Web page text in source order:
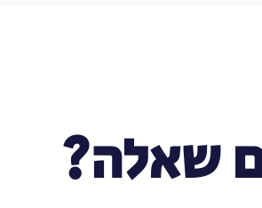
שאלה?